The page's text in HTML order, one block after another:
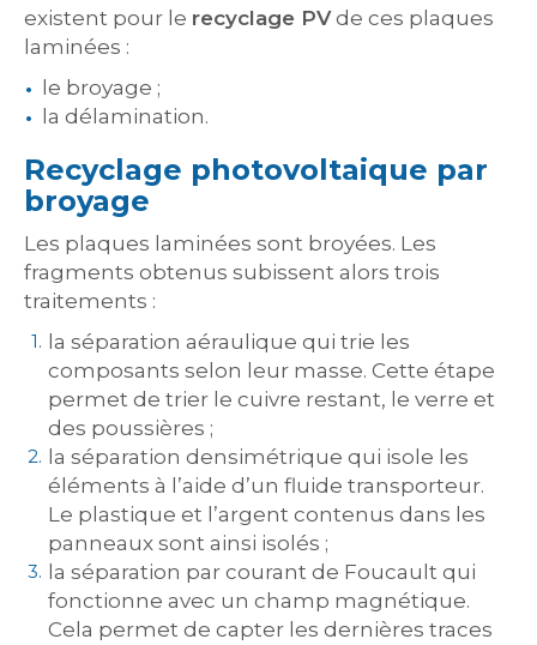
existent pour le recyclage PVde ces plaques
laminées :
le broyage ;
la délamination.
Recyclage photovoltaique par
broyage
Les plaques laminées sont broyées. Les
fragments obtenus subissent alors trois
traitements :
la séparation aéraulique qui trie les
composants selon leur masse. Cette étape
permet de trier le cuivre restant, le verre et
des poussières ;
la séparation densimétrique qui isole les
éléments à l’aide d’un fluide transporteur.
Le plastique et l’argent contenus dans les
panneaux sont ainsi isolés ;
la séparation par courant de Foucault qui
fonctionne avec un champ magnétique.
Cela permet de capter les dernières traces